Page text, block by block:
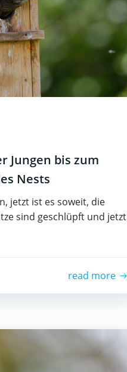
Jungen bis zum
Nests
jetzt ist es soweit, die
sind geschlüpft und jetzt
read more